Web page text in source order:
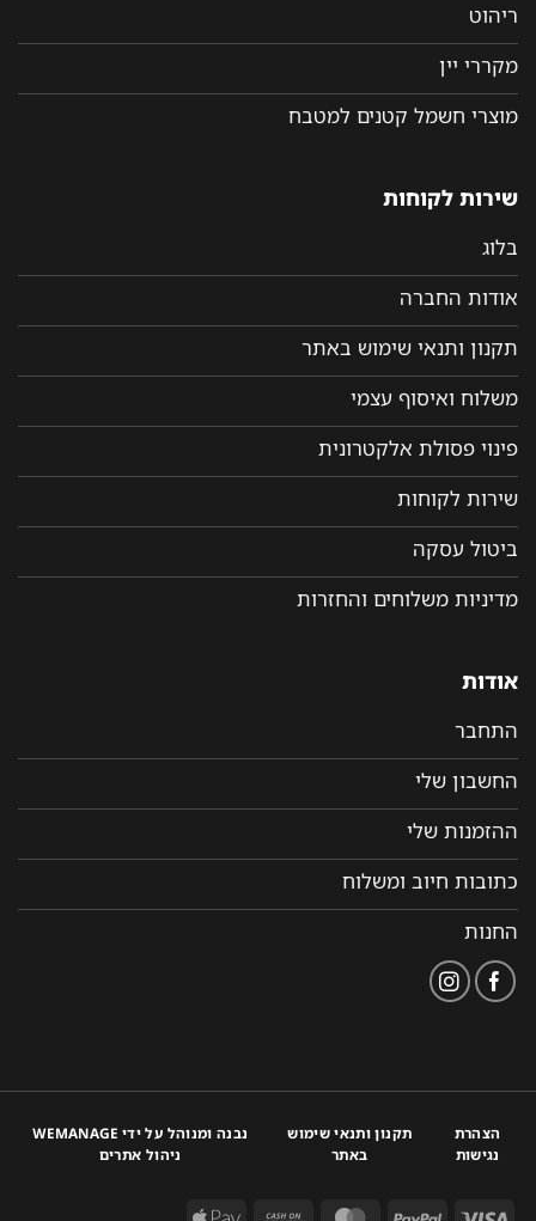
ריהוט
מקררי יין
מוצרי חשמל קטנים למטבח
שירות לקוחות
בלוג
אודות החברה
תקנון ותנאי שימוש באתר
משלוח ואיסוף עצמי
פינוי פסולת אלקטרונית
שירות לקוחות
ביטול עסקה
מדיניות משלוחים והחזרות
אודות
התחבר
החשבון שלי
ההזמנות שלי
כתובות חיוב ומשלוח
החנות
הצהרת
נגישות
תקנון ותנאי שימוש
באתר
נבנה ומנוהל על ידי WEMANAGE
ניהול אתרים